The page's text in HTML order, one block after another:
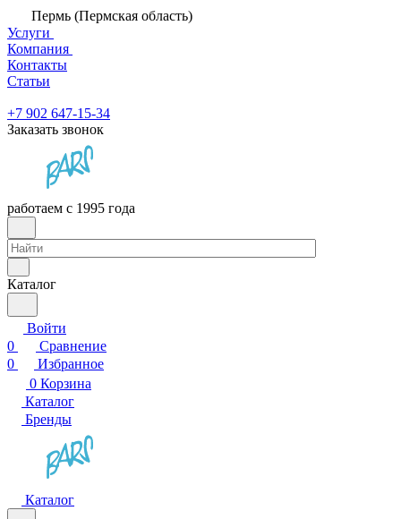
Пермь (Пермская область)
Услуги
Компания
Контакты
Статьи
+7 902 647-15-34
Заказать звонок
работаем с 1995 года
Каталог
Войти
0
Сравнение
0
Избранное
0 Корзина
Каталог
Бренды
Каталог